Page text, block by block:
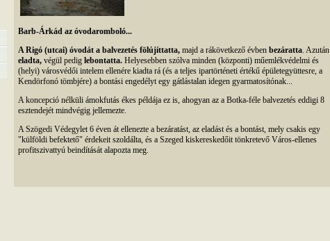
Barb-Árkád az óvodaromboló...
A Rigó (utcai) óvodát a balvezetés fölújíttatta,majd a rákövetkező évben bezáratta. Azután
eladta,végül pedig lebontatta.Helyesebben szólva minden (központi) műemlékvédelmi és
(helyi) városvédői intelem ellenére kiadta rá (és a teljes ipartörténeti értékű épületegyüttesre, a
Kendörfonó tömbjére) a bontási engedélyt egy gátlástalan idegen gyarmatosítónak...
A koncepció nélküli ámokfutás ékes példája ez is, ahogyan az a Botka-féle balvezetés eddigi 8
esztendejét mindvégig jellemezte.
A Szögedi Védegylet 6 éven át ellenezte a bezáratást, az eladást és a bontást, mely csakis egy
"külföldi befektető" érdekeit szoldálta, és a Szeged kiskereskedőit tönkretevő Város-ellenes
profitszivattyú beindítását alapozta meg.